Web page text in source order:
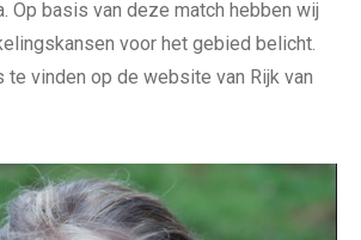
Op basis van deze match hebben wij
voor het gebied belicht.
te vinden op de website van Rijk van